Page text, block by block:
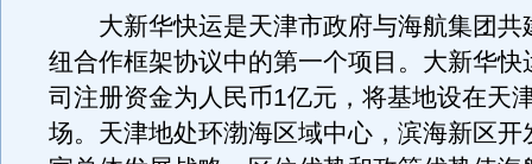
大新华快运是天津市政府与海航集团共
纽合作框架协议中的第一个项目。大新华快
司注册资金为人民币1亿元，将基地设在天
场。天津地处环渤海区域中心，滨海新区开